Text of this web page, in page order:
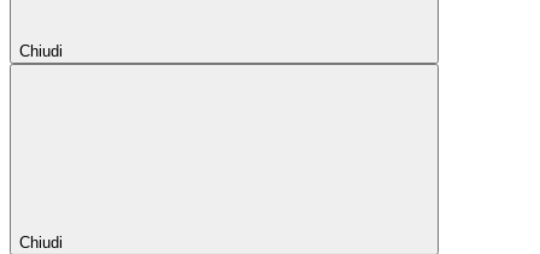
Chiudi
Chiudi